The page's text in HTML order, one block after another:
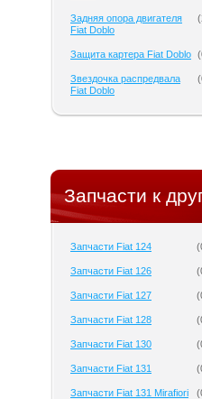
Задняя опора двигателя
Fiat Doblo
(
Защита картера Fiat Doblo (
Звездочка распредвала
Fiat Doblo
(
Запчасти к
Запчасти Fiat 124 (
Запчасти Fiat 126 (
Запчасти Fiat 127 (
Запчасти Fiat 128 (
Запчасти Fiat 130 (
Запчасти Fiat 131 (
Запчасти Fiat 131 Mirafiori (